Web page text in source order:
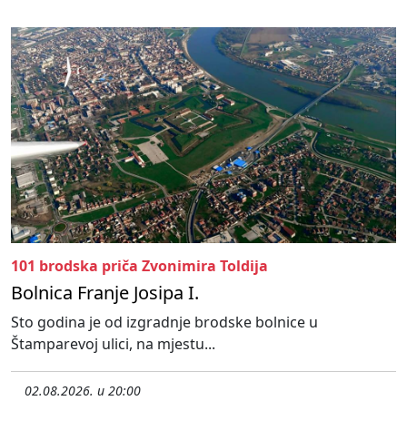
101 brodska priča Zvonimira Toldija
Bolnica Franje Josipa I.
Sto godina je od izgradnje brodske bolnice u
Štamparevoj ulici, na mjestu...
02.08.2026. u 20:00